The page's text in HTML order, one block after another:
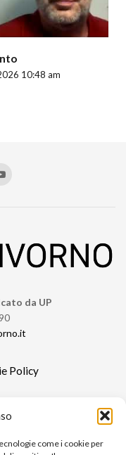
come i cookie per
10:48 am
da UP
Policy